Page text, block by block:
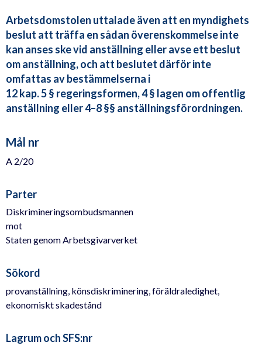
Arbetsdomstolen uttalade även att en myndighets
beslut att träffa en sådan överenskommelse inte
kan anses ske vid anställning eller avse ett beslut
om anställning, och att beslutet därför inte
omfattas av bestämmelserna i
12 kap. 5 § regeringsformen, 4 § lagen om offentlig
anställning eller 4–8 §§ anställningsförordningen.
Mål nr
A 2/20
Parter
Diskrimineringsombudsmannen
mot
Staten genom Arbetsgivarverket
Sökord
provanställning, könsdiskriminering, föräldraledighet,
ekonomiskt skadestånd
Lagrum och SFS:nr